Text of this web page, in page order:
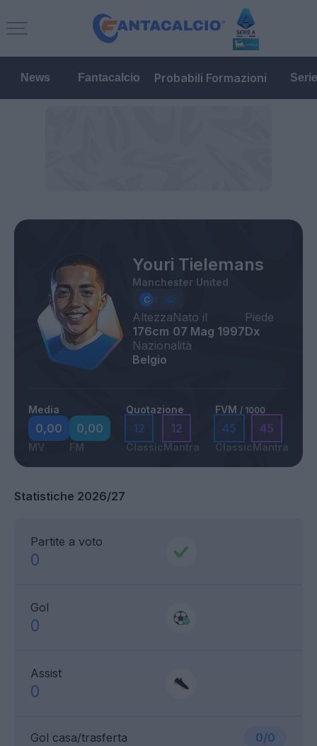
News Fantacalcio Probabili Formazioni
Youri Tielemans
Manchester United
Altezza
176cm
Nato il
07 Mag 1997
Piede
Dx
Nazionalità
Belgio
Media
0,00
MV
0,00
FM
Quotazione
12
Classic
12
Mantra
FVM / 1000
45
Classic
45
Mantra
Statistiche 2026/27
Partite a voto
0
Gol
0
Assist
0
Gol casa/trasferta 0/0